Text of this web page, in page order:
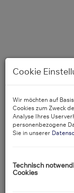
Cookie
Wir möchten auf
Cookies zum Zweck
Analyse Ihres
personenbezogene
Sie in unserer
Technisch
Cookies